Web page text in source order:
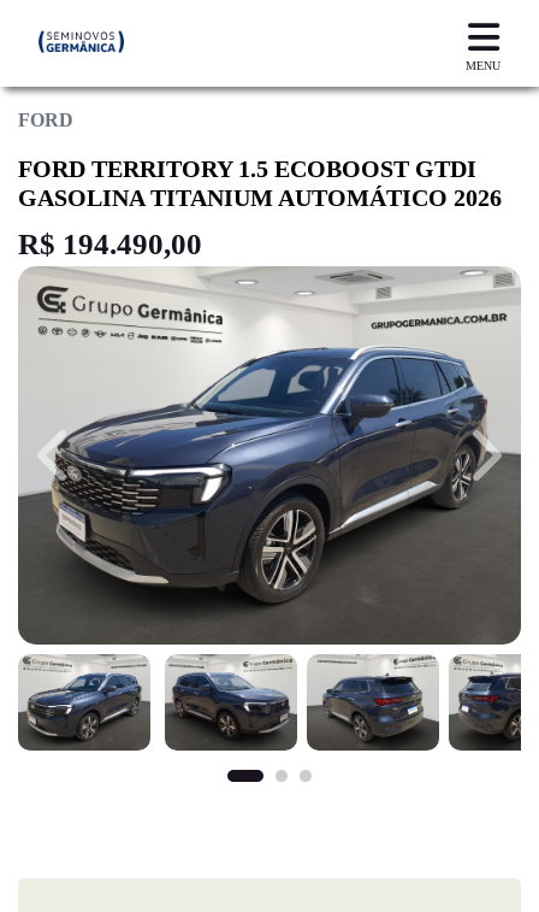
MENU
FORD
FORD TERRITORY 1.5 ECOBOOST GTDI
GASOLINA TITANIUM AUTOMÁTICO 2026
R$ 194.490,00
Previous Next